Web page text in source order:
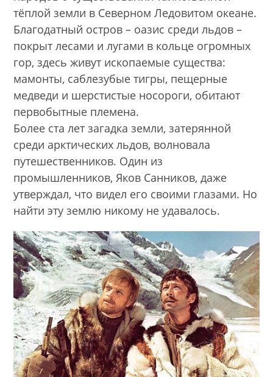
тёплой земли в Северном Ледовитом океане.
Благодатный остров – оазис среди льдов –
покрыт лесами и лугами в кольце огромных
гор, здесь живут ископаемые существа:
мамонты, саблезубые тигры, пещерные
медведи и шерстистые носороги, обитают
первобытные племена.
Более ста лет загадка земли, затерянной
среди арктических льдов, волновала
путешественников. Один из
промышленников, Яков Санников, даже
утверждал, что видел его своими глазами. Но
найти эту землю никому не удавалось.